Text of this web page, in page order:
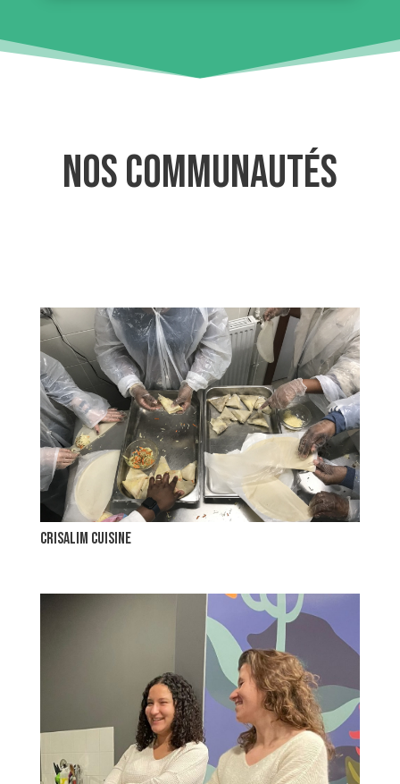
Nos communautés
Crisalim cuisine